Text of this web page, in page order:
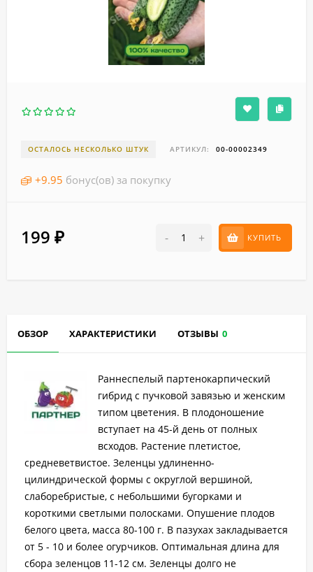
ОСТАЛОСЬ НЕСКОЛЬКО ШТУК АРТИКУЛ: 00-00002349
+9.95 бонус(ов) за покупку
199 ₽ - + КУПИТЬ
ОБЗОР ХАРАКТЕРИСТИКИ ОТЗЫВЫ 0
Раннеспелый партенокарпический
гибрид с пучковой завязью и женским
типом цветения. В плодоношение
вступает на 45-й день от полных
всходов. Растение плетистое,
средневетвистое. Зеленцы удлиненно-
цилиндрической формы с округлой вершиной,
слаборебристые, с небольшими бугорками и
короткими светлыми полосками. Опушение плодов
белого цвета, масса 80-100 г. В пазухах закладывается
от 5 - 10 и более огурчиков. Оптимальная длина для
сбора зеленцов 11-12 см. Зеленцы долго не